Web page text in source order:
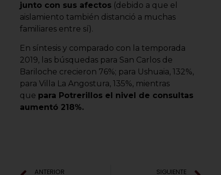
junto con sus afectos (debido a que el
aislamiento también distanció a muchas
familiares entre sí).
En síntesis y comparado con la temporada
2019, las búsquedas para San Carlos de
Bariloche crecieron 76%; para Ushuaia, 132%,
para Villa La Angostura, 135%, mientras
que para Potrerillos el nivel de consultas
aumentó 218%.
ANTERIOR SIGUIENTE